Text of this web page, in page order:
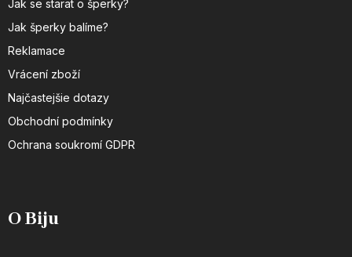
Jak se starat o šperky?
Jak šperky balíme?
Reklamace
Vrácení zboží
Najčastejšie dotazy
Obchodní podmínky
Ochrana soukromí GDPR
O Biju